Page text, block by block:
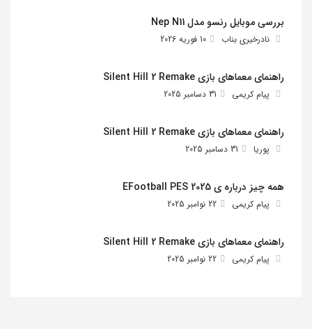
بررسی موبایل رنسو مدل Nep N11
نادرخیری بناب 10 فوریه 2026
راهنمای معماهای بازی Silent Hill 2 Remake
پیام کریمی 31 دسامبر 2025
راهنمای معماهای بازی Silent Hill 2 Remake
پوریا 31 دسامبر 2025
همه چیز درباره ی EFootball PES 2025
پیام کریمی 22 نوامبر 2025
راهنمای معماهای بازی Silent Hill 2 Remake
پیام کریمی 22 نوامبر 2025